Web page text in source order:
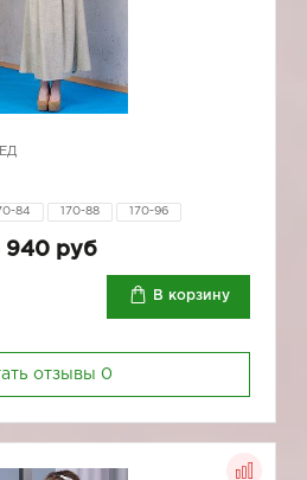
84 170-88 170-96
940 руб
В корзину
отзывы 0